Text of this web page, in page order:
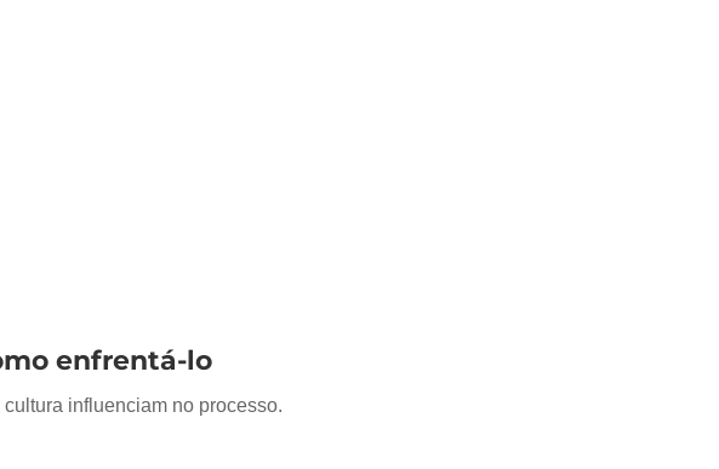
enfrentá-lo
influenciam no processo.